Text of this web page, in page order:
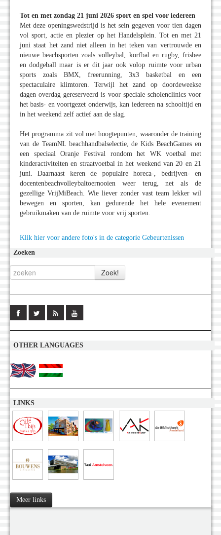
Tot en met zondag 21 juni 2026 sport en spel voor iedereen
Met deze openingswedstrijd is het sein gegeven voor tien dagen
vol sport, actie en plezier op het Handelsplein. Tot en met 21
juni staat het zand niet alleen in het teken van vertrouwde en
nieuwe beachsporten zoals volleybal, korfbal en rugby, frisbee
en dodgeball maar is er dit jaar ook volop ruimte voor urban
sports zoals BMX, freerunning, 3x3 basketbal en een
spectaculaire klimtoren. Terwijl het zand op doordeweekse
dagen overdag gereserveerd is voor speciale scholenclinics voor
het basis- en voortgezet onderwijs, kan iedereen na schooltijd en
in het weekend zelf actief aan de slag.
Het programma zit vol met hoogtepunten, waaronder de training
van de TeamNL beachhandbalselectie, de Kids BeachGames en
een speciaal Oranje Festival rondom het WK voetbal met
kinderactiviteiten en straatvoetbal in het weekend van 20 en 21
juni. Daarnaast keren de populaire horeca-, bedrijven- en
docentenbeachvolleybaltoernooien weer terug, net als de
gezellige VrijMiBeach. Wie liever zonder vast team lekker wil
bewegen en sporten, kan gedurende het hele evenement
gebruikmaken van de ruimte voor vrij sporten.
Klik hier voor andere foto's in de categorie Gebeurtenissen
Zoeken
OTHER LANGUAGES
LINKS
Meer links